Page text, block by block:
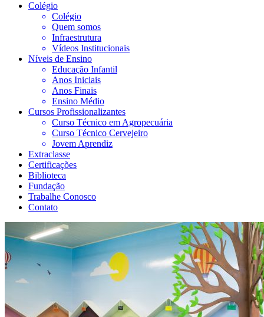
Colégio
Colégio
Quem somos
Infraestrutura
Vídeos Institucionais
Níveis de Ensino
Educação Infantil
Anos Iniciais
Anos Finais
Ensino Médio
Cursos Profissionalizantes
Curso Técnico em Agropecuária
Curso Técnico Cervejeiro
Jovem Aprendiz
Extraclasse
Certificações
Biblioteca
Fundação
Trabalhe Conosco
Contato